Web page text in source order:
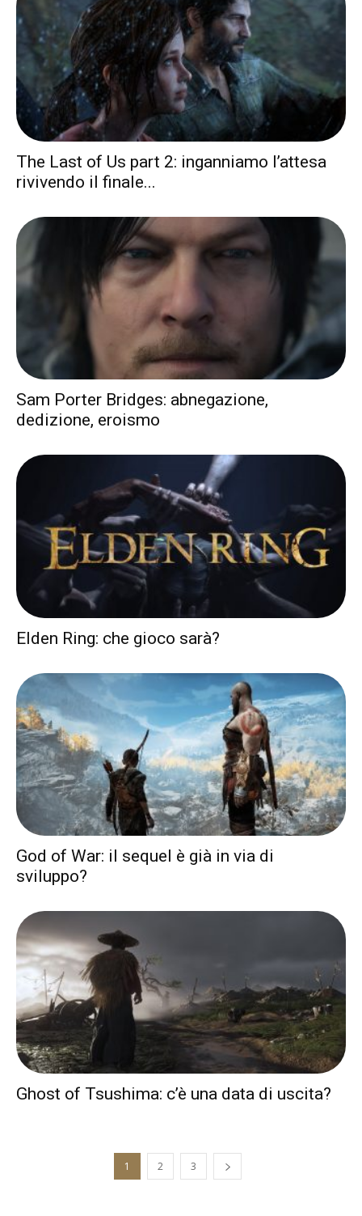
The Last of Us part 2: inganniamo l’attesa
rivivendo il finale...
Sam Porter Bridges: abnegazione,
dedizione, eroismo
Elden Ring: che gioco sarà?
God of War: il sequel è già in via di
sviluppo?
Ghost of Tsushima: c’è una data di uscita?
1 2 3